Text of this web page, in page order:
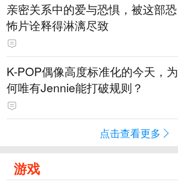
亲密关系中的爱与恐惧，被这部恐
怖片诠释得淋漓尽致
K-POP偶像高度标准化的今天，为
何唯有Jennie能打破规则？
点击查看更多
游戏